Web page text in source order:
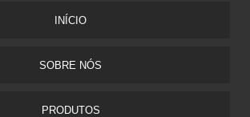
INÍCIO
SOBRE NÓS
PRODUTOS